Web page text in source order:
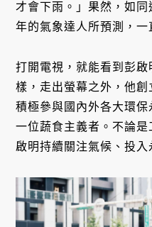
才會下雨。」果然，如
年的氣象達人所預測，一
打開電視，就能看到彭
樣，走出螢幕之外，他創
積極參與國內外各大環
一位蔬食主義者。不論
啟明持續關注氣候、投入